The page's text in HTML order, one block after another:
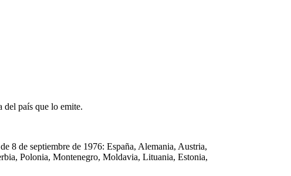
del país que lo emite.
8 de septiembre de 1976: España, Alemania, Austria,
Polonia, Montenegro, Moldavia, Lituania, Estonia,